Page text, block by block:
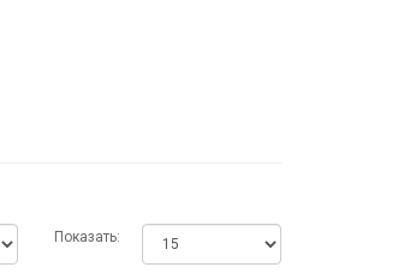
Показать: